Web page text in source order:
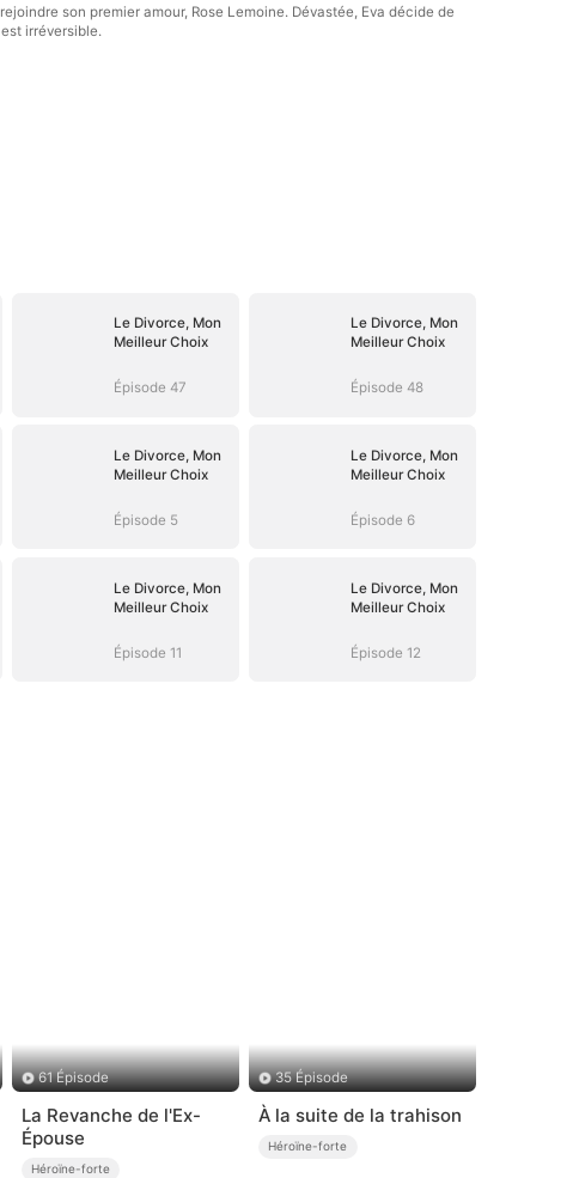
son premier amour, Rose Lemoine. Dévastée, Eva décide de
irréversible.
Le Divorce, Mon
Meilleur Choix
Épisode 47
Le Divorce, Mon
Meilleur Choix
Épisode 48
Le Divorce, Mon
Meilleur Choix
Épisode 5
Le Divorce, Mon
Meilleur Choix
Épisode 6
Le Divorce, Mon
Meilleur Choix
Épisode 11
Le Divorce, Mon
Meilleur Choix
Épisode 12
61 Épisode
La Revanche de l'Ex-
Épouse
Héroïne-forte
35 Épisode
À la suite de la trahison
Héroïne-forte